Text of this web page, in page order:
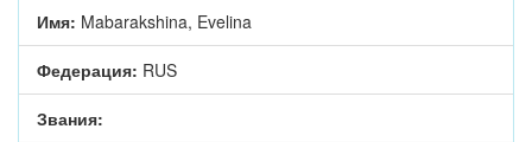
Имя: Mabarakshina, Evelina
Федерация: RUS
Звания: